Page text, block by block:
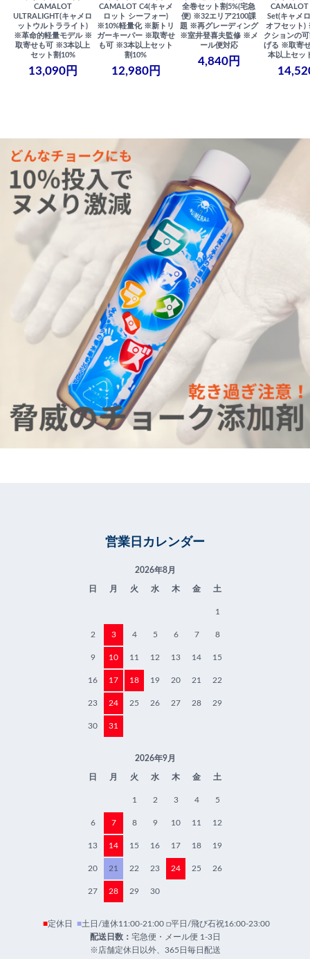
CAMALOT
ULTRALIGHT(キャメロ
ットウルトラライト)
※革命的軽量モデル ※
取寄せも可 ※3本以上
セット割10%
13,090円
CAMALOT C4(キャメ
ロット シーフォー)
※10%軽量化 ※新トリ
ガーキーパー ※取寄せ
も可 ※3本以上セット
割10%
12,980円
全巻セット割5%(宅急
便) ※32エリア2100課
題 ※再グレーディング
※室井登喜夫監修 ※メ
ール便対応
4,840円
Set(キャメ
オフセット)
クションの
げる ※取寄
本以上セッ
営業日カレンダー
2026年8月
日 月 火 水 木 金 土
1
2 3 4 5 6 7 8
9 10 11 12 13 14 15
16 17 18 19 20 21 22
23 24 25 26 27 28 29
30 31
2026年9月
日 月 火 水 木 金 土
1 2 3 4 5
6 7 8 9 10 11 12
13 14 15 16 17 18 19
20 21 22 23 24 25 26
27 28 29 30
■定休日 ■土日/連休11:00-21:00 □平日/飛び石祝16:00-23:00
配送日数： 宅急便・メール便 1-3日
※店舗定休日以外、365日毎日配送